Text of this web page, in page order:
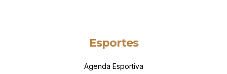
Esportes
Agenda Esportiva